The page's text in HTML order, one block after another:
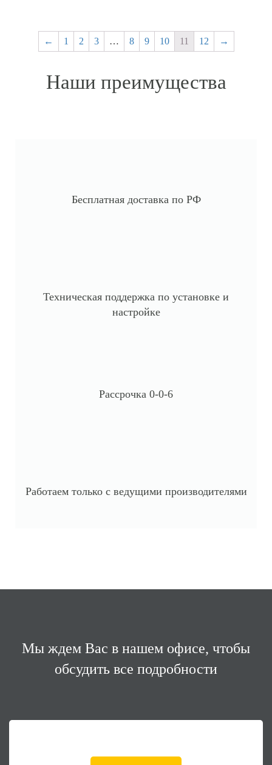
← 1 2 3 … 8 9 10 11 12 →
Наши преимущества
Бесплатная доставка по РФ
Техническая поддержка по установке и
настройке
Рассрочка 0-0-6
Работаем только с ведущими производителями
Мы ждем Вас в нашем офисе, чтобы
обсудить все подробности